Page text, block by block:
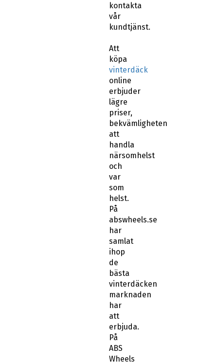
kontakta
vår
kundtjänst.
Att
köpa
vinterdäck
online
erbjuder
lägre
priser,
bekvämligheten
att
handla
närsomhelst
och
var
som
helst.
På
abswheels.se
har
samlat
ihop
de
bästa
vinterdäcken
marknaden
har
att
erbjuda.
På
ABS
Wheels